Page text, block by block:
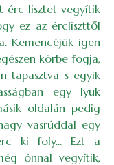
érc lisztet vegyítik
ez az ércliszttől
Kemencéjük igen
körbe fogja,
tapasztva s egyik
egy lyuk
oldalán pedig
vasrúddal egy
ki foly... Ezt a
ónnal vegyítik,